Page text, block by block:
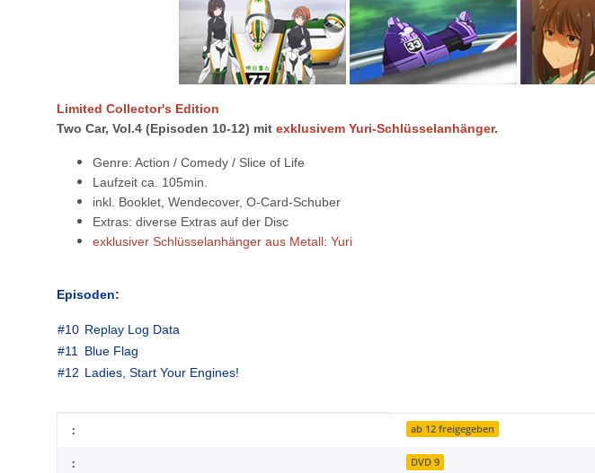
Limited Collector's Edition
Two Car, Vol.4 (Episoden 10-12) mit exklusivem Yuri-Schlüsselanhänger.
Genre: Action / Comedy / Slice of Life
Laufzeit ca. 105min.
inkl. Booklet, Wendecover, O-Card-Schuber
Extras: diverse Extras auf der Disc
exklusiver Schlüsselanhänger aus Metall: Yuri
Episoden:
#10 Replay Log Data
#11 Blue Flag
#12 Ladies, Start Your Engines!
Item information
Value
: ab 12 freigegeben
: DVD 9